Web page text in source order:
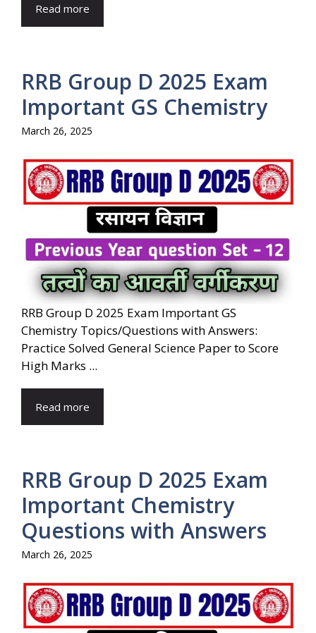
Read more
RRB Group D 2025 Exam
Important GS Chemistry
March 26, 2025
RRB Group D 2025 Exam Important GS
Chemistry Topics/Questions with Answers:
Practice Solved General Science Paper to Score
High Marks ...
Read more
RRB Group D 2025 Exam
Important Chemistry
Questions with Answers
March 26, 2025